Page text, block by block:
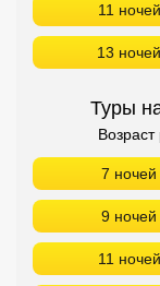
11 ночей
13 ночей
Туры
7 ночей
9 ночей
11 ночей